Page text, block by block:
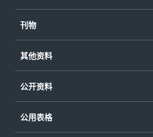
财务委员会、小组委员会及事务委员会
立法会议案辩论
刊物
短片
其他资料
环境报告 (PDF 格式)
公开资料
公用表格